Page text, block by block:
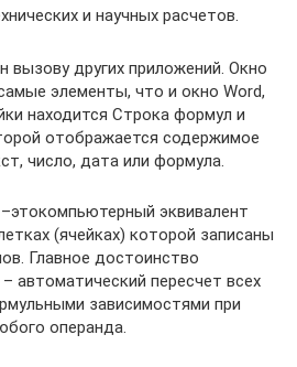
и научных расчетов.
вызову других приложений. Окно
элементы, что и окно Word,
находится Строка формул и
отображается содержимое
число, дата или формула.
эквивалент
(ячейках) которой записаны
Главное достоинство
автоматический пересчет всех
зависимостями при
операнда.